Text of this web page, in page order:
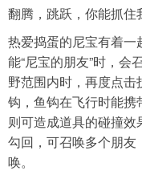
翻腾，跳跃，你能抓住
热爱捣蛋的尼宝有着
能“尼宝的朋友”时，会
野范围内时，再度点
钩，鱼钩在飞行时能
则可造成道具的碰撞
勾回，可召唤多个朋
唤。